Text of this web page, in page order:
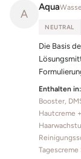
A
Aqua
NEUTRAL
Die Basis
Enthalten in:
Booster,
Hautcreme
Tagescreme